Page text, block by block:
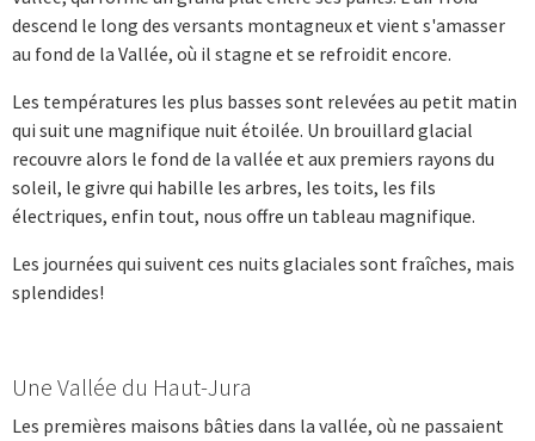
descend le long des versants montagneux et vient s'amasser
au fond de la Vallée, où il stagne et se refroidit encore.
Les températures les plus basses sont relevées au petit matin
qui suit une magnifique nuit étoilée. Un brouillard glacial
recouvre alors le fond de la vallée et aux premiers rayons du
soleil, le givre qui habille les arbres, les toits, les fils
électriques, enfin tout, nous offre un tableau magnifique.
Les journées qui suivent ces nuits glaciales sont fraîches, mais
splendides!
Une Vallée du Haut-Jura
Les premières maisons bâties dans la vallée, où ne passaient